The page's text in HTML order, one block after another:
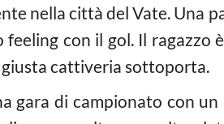
nella città del Vate. Una
con il gol. Il ragazzo
giusta cattiveria sottoporta.
gara di campionato con